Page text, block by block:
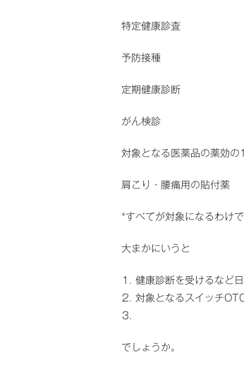
特定健康診査
予防接種
定期健康診断
がん検診
対象となる医薬品の薬効
肩こり・腰痛用の貼付薬
*すべてが対象になるわけ
大まかにいうと
健康診断を受けるなど
対象となるスイッチ
でしょうか。